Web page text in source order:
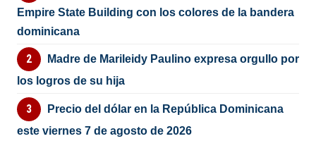
Empire State Building con los colores de la bandera
dominicana
Madre de Marileidy Paulino expresa orgullo por
los logros de su hija
Precio del dólar en la República Dominicana
este viernes 7 de agosto de 2026